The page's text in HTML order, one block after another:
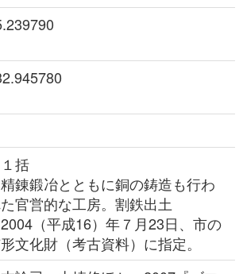
括
錬鍛冶とともに銅の鋳造も行わ
官営的な工房。割鉄出土
（平成16）年７月23日、市の
文化財（考古資料）に指定。